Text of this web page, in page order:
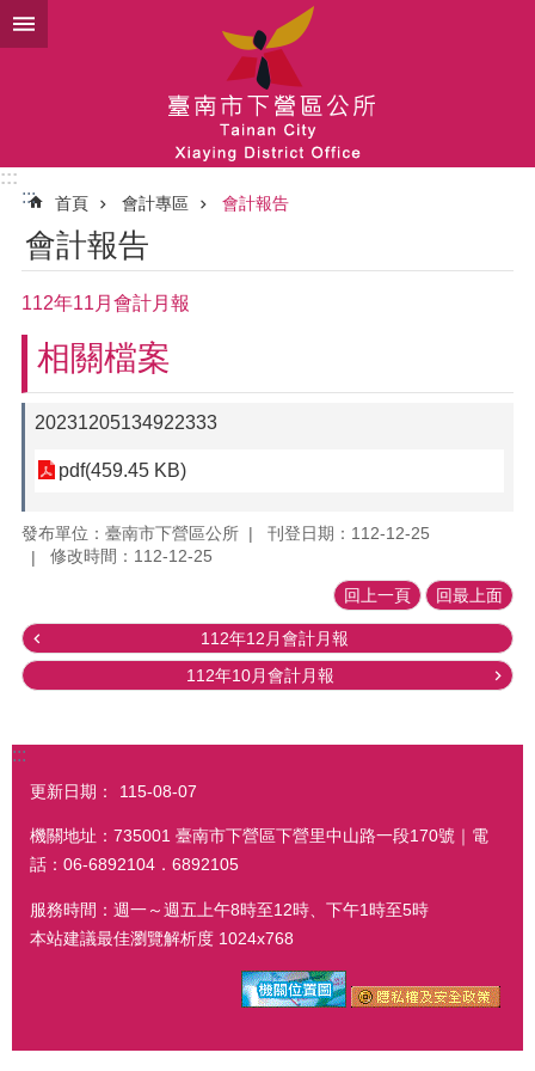
跳到主要內容區塊
:::
:::
首頁 會計專區 會計報告
會計報告
112年11月會計月報
相關檔案
20231205134922333
pdf(459.45 KB)
發布單位：臺南市下營區公所
刊登日期：112-12-25
修改時間：112-12-25
回上一頁 回最上面
112年12月會計月報
112年10月會計月報
:::
更新日期： 115-08-07
機關地址：735001 臺南市下營區下營里中山路一段170號｜電
話：06-6892104．6892105
服務時間：週一～週五上午8時至12時、下午1時至5時
本站建議最佳瀏覽解析度 1024x768